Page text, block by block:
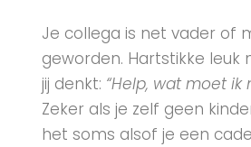
Je collega is net vader of
geworden. Hartstikke leuk
jij denkt: “Help, wat moet ik
Zeker als je zelf geen
het soms alsof je een